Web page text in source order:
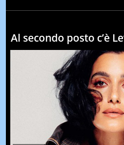
Al secondo posto c’è